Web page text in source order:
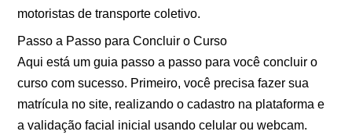
motoristas de transporte coletivo.
Passo a Passo para Concluir o Curso
Aqui está um guia passo a passo para você concluir o
curso com sucesso. Primeiro, você precisa fazer sua
matrícula no site, realizando o cadastro na plataforma e
a validação facial inicial usando celular ou webcam.